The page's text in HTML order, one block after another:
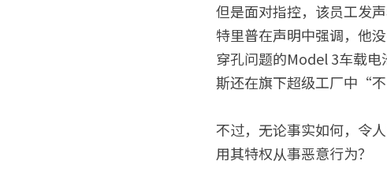
但是面对指控，该员工发
特里普在声明中强调，他
穿孔问题的Model 3车载
斯还在旗下超级工厂中“
不过，无论事实如何，令
用其特权从事恶意行为？